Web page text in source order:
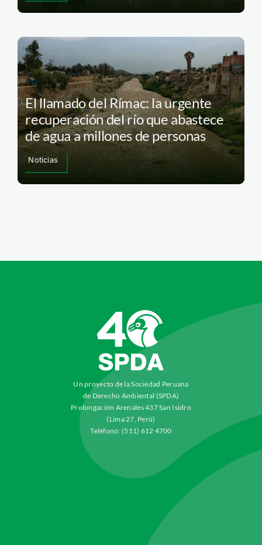
El llamado del Rímac: la urgente
recuperación del río que abastece
de agua a millones de personas
Noticias
Un proyecto de la Sociedad Peruana
de Derecho Ambiental (SPDA)
Prolongación Arenales 437 San Isidro
(Lima 27, Perú)
Teléfono: (511) 612 4700